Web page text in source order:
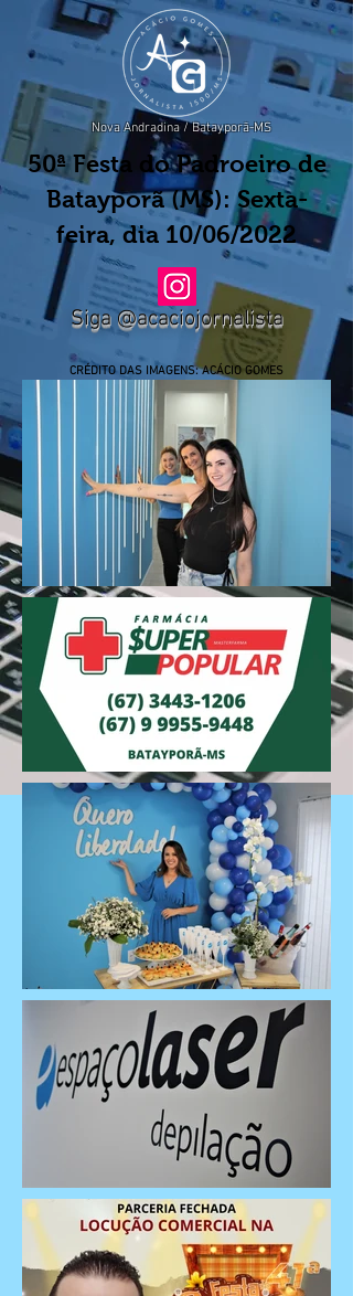
Nova Andradina / Batayporã-MS
50ª Festa do Padroeiro de
Batayporã (MS): Sexta-
feira, dia 10/06/2022
Siga @acaciojornalista
CRÉDITO DAS IMAGENS: ACÁCIO GOMES